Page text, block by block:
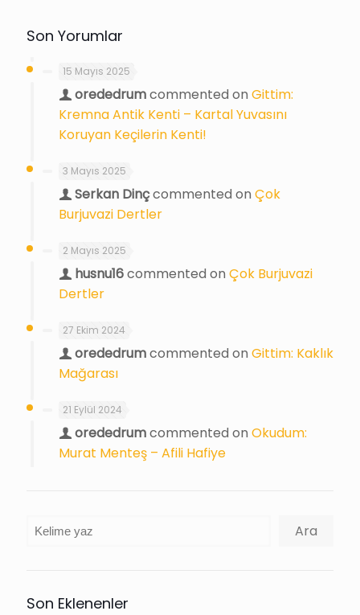
Son Yorumlar
15 Mayıs 2025
orededrumcommented on Gittim:
Kremna Antik Kenti – Kartal Yuvasını
Koruyan Keçilerin Kenti!
3 Mayıs 2025
Serkan Dinçcommented on Çok
Burjuvazi Dertler
2 Mayıs 2025
husnu16commented on Çok Burjuvazi
Dertler
27 Ekim 2024
orededrumcommented on Gittim: Kaklık
Mağarası
21 Eylül 2024
orededrumcommented on Okudum:
Murat Menteş – Afili Hafiye
Ara Ara
Son Eklenenler